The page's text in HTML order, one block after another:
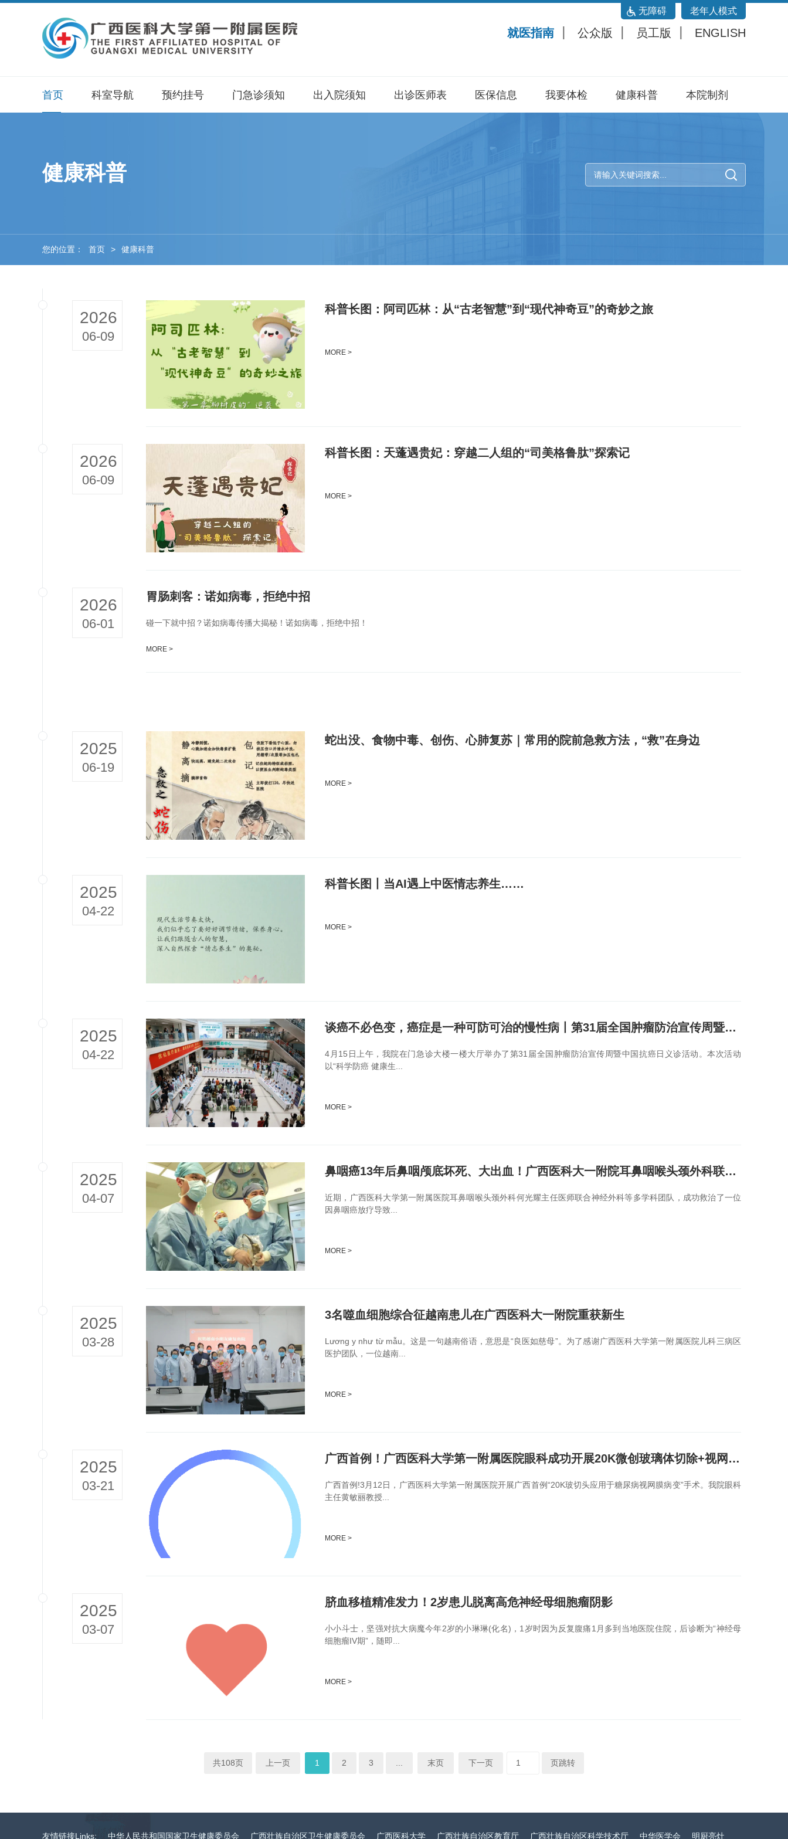
无障碍 老年人模式
就医指南 公众版 员工版 ENGLISH
首页 科室导航 预约挂号 门急诊须知 出入院须知 出诊医师表 医保信息 我要体检 健康科普 本院制剂
健康科普
您的位置： 首页 > 健康科普
2026
06-09
科普长图：阿司匹林：从“古老智慧”到“现代神奇豆”的奇妙之旅
MORE >
2026
06-09
科普长图：天蓬遇贵妃：穿越二人组的“司美格鲁肽”探索记
MORE >
2026
06-01
胃肠刺客：诺如病毒，拒绝中招
碰一下就中招？诺如病毒传播大揭秘！诺如病毒，拒绝中招！
MORE >
2025
06-19
蛇出没、食物中毒、创伤、心肺复苏｜常用的院前急救方法，“救”在身边
MORE >
2025
04-22
科普长图丨当AI遇上中医情志养生……
MORE >
2025
04-22
谈癌不必色变，癌症是一种可防可治的慢性病丨第31届全国肿瘤防治宣传周暨中国...
4月15日上午，我院在门急诊大楼一楼大厅举办了第31届全国肿瘤防治宣传周暨中国抗癌日义诊活动。本次活动
以“科学防癌 健康生...
MORE >
2025
04-07
鼻咽癌13年后鼻咽颅底坏死、大出血！广西医科大一附院耳鼻咽喉头颈外科联合多学...
近期，广西医科大学第一附属医院耳鼻咽喉头颈外科何光耀主任医师联合神经外科等多学科团队，成功救治了一位
因鼻咽癌放疗导致...
MORE >
2025
03-28
3名噬血细胞综合征越南患儿在广西医科大一附院重获新生
Lương y như từ mẫu。这是一句越南俗语，意思是“良医如慈母”。为了感谢广西医科大学第一附属医院儿科三病区
医护团队，一位越南...
MORE >
2025
03-21
广西首例！广西医科大学第一附属医院眼科成功开展20K微创玻璃体切除+视网膜增...
广西首例!3月12日，广西医科大学第一附属医院开展广西首例“20K玻切头应用于糖尿病视网膜病变”手术。我院眼科
主任黄敏丽教授...
MORE >
2025
03-07
脐血移植精准发力！2岁患儿脱离高危神经母细胞瘤阴影
小小斗士，坚强对抗大病魔今年2岁的小琳琳(化名)，1岁时因为反复腹痛1月多到当地医院住院，后诊断为“神经母
细胞瘤IV期”，随即...
MORE >
共108页 上一页 1 2 3 末页 下一页 页跳转
友情链接Links: 中华人民共和国国家卫生健康委员会 广西壮族自治区卫生健康委员会 广西医科大学 广西壮族自治区教育厅 广西壮族自治区科学技术厅 中华医学会 明厨亮灶